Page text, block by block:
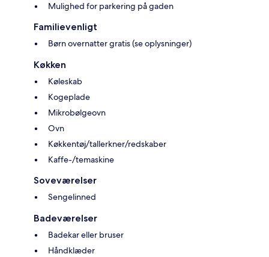
Mulighed for parkering på gaden
Familievenligt
Børn overnatter gratis (se oplysninger)
Køkken
Køleskab
Kogeplade
Mikrobølgeovn
Ovn
Køkkentøj/tallerkner/redskaber
Kaffe-/temaskine
Soveværelser
Sengelinned
Badeværelser
Badekar eller bruser
Håndklæder